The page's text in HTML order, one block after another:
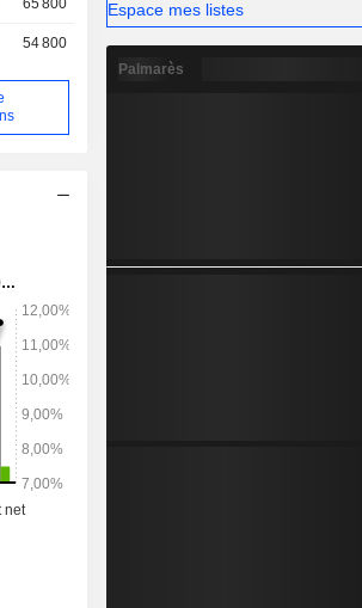
65 800
54 800
Espace mes listes
Palmarès